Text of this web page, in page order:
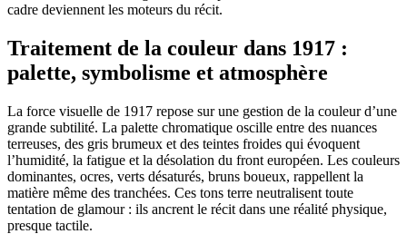
cadre deviennent les moteurs du récit.
Traitement de la couleur dans 1917 :
palette, symbolisme et atmosphère
La force visuelle de 1917 repose sur une gestion de la couleur d’une
grande subtilité. La palette chromatique oscille entre des nuances
terreuses, des gris brumeux et des teintes froides qui évoquent
l’humidité, la fatigue et la désolation du front européen. Les couleurs
dominantes, ocres, verts désaturés, bruns boueux, rappellent la
matière même des tranchées. Ces tons terre neutralisent toute
tentation de glamour : ils ancrent le récit dans une réalité physique,
presque tactile.